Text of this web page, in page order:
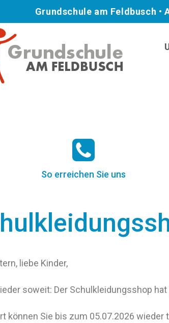
Grundschule am Feldbusch •
So erreichen Sie uns
liebe Kinder,
soweit: Der Schulkleidungsshop
können Sie bis zum 05.07.2026